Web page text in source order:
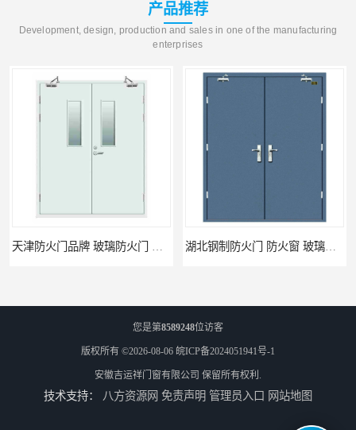
产品推荐
Development, design, production and sales in one of the manufacturing
enterprises
天津防火门品牌 玻璃防火门 制造工艺优 湖北钢制防火门 防火窗 玻璃防火门
您是第8589248位访客
版权所有 ©2026-08-06 皖ICP备2024051941号-1
安徽吉运祥门窗有限公司 保留所有权利.
技术支持： 八方资源网 免责声明 管理员入口 网站地图